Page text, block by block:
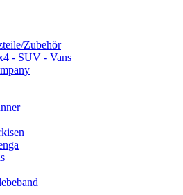
Zubehör
- SUV - Vans